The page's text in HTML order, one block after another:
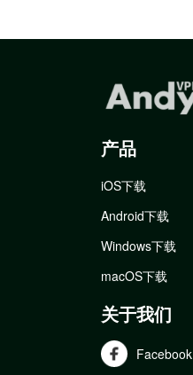
产品
iOS下载
Android下载
Windows下载
macOS下载
关于我们
Facebook